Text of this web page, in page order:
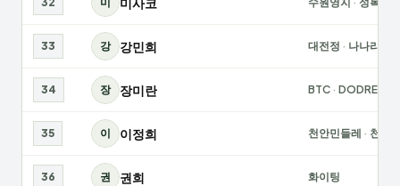
33 강 강민희 대전정 · 나나리클
34 장 장미란 BTC · DODREAM
35 이 이정희 천안민들레 · 천안
36 권 권희 화이팅